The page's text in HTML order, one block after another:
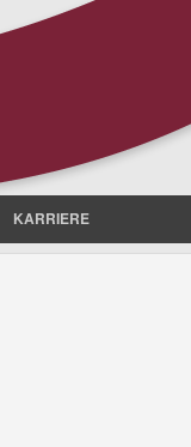
KARRIERE